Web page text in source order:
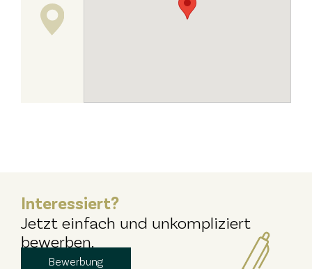
Interessiert?
Jetzt einfach und unkompliziert
bewerben.
Bewerbung